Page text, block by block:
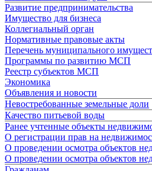
Развитие предпринимательства
Имущество для бизнеса
Коллегиальный орган
Нормативные правовые акты
Перечень муниципального
Программы по развитию МСП
Реестр субъектов МСП
Экономика
Объявления и новости
Невостребованные земельные доли
Качество питьевой воды
Ранее учтенные объекты
О регистрации прав на
О проведении осмотра объектов
О проведении осмотра объектов